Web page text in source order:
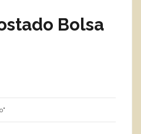
Bolsa